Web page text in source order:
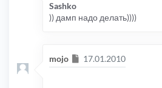
Sashko
)) дамп надо делать))))
mojo Сообщение
17.01.2010